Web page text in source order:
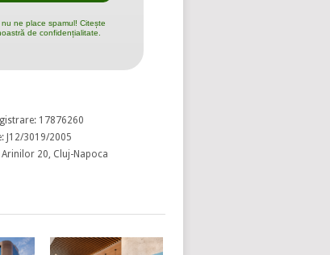
ne place spamul! Citește
de confidențialitate.
17876260
J12/3019/2005
20, Cluj-Napoca